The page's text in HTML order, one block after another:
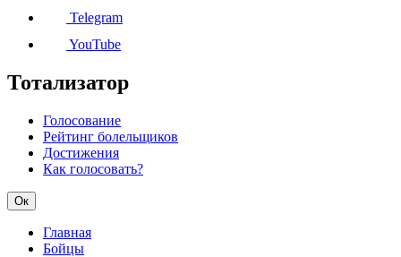
Telegram
YouTube
Тотализатор
Голосование
Рейтинг болельщиков
Достижения
Как голосовать?
Ок
Главная
Бойцы